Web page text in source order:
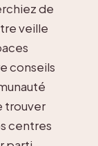
de
veille
conseils
trouver
centres